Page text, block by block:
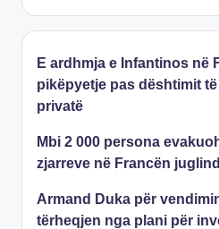
E ardhmja e Infantinos në
pikëpyetje pas dështimit
privatë
Mbi 2 000 persona
zjarreve në Francën
Armand Duka për
tërheqjen nga plani për